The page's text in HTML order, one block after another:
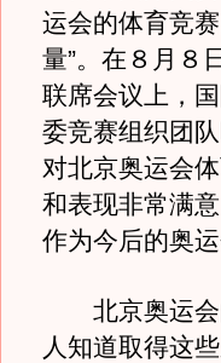
运会的体育竞
量”。在８月８
联席会议上，
委竞赛组织团
对北京奥运会
和表现非常满
作为今后的奥
北京奥运会
人知道取得这